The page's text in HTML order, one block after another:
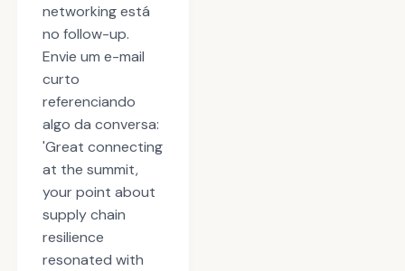
networking está
no follow-up.
Envie um e-mail
curto
referenciando
algo da conversa:
'Great connecting
at the summit,
your point about
supply chain
resilience
resonated with